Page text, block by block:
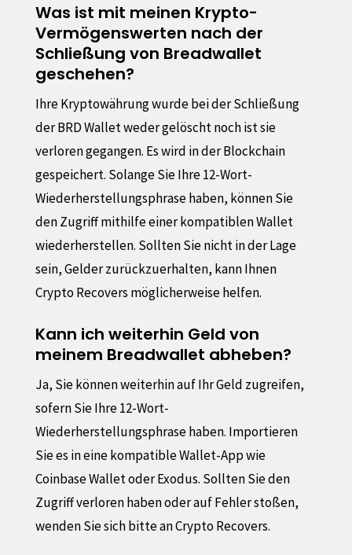
Was ist mit meinen Krypto-
Vermögenswerten nach der
Schließung von Breadwallet
geschehen?
Ihre Kryptowährung wurde bei der Schließung
der BRD Wallet weder gelöscht noch ist sie
verloren gegangen. Es wird in der Blockchain
gespeichert. Solange Sie Ihre 12-Wort-
Wiederherstellungsphrase haben, können Sie
den Zugriff mithilfe einer kompatiblen Wallet
wiederherstellen. Sollten Sie nicht in der Lage
sein, Gelder zurückzuerhalten, kann Ihnen
Crypto Recovers möglicherweise helfen.
Kann ich weiterhin Geld von
meinem Breadwallet abheben?
Ja, Sie können weiterhin auf Ihr Geld zugreifen,
sofern Sie Ihre 12-Wort-
Wiederherstellungsphrase haben. Importieren
Sie es in eine kompatible Wallet-App wie
Coinbase Wallet oder Exodus. Sollten Sie den
Zugriff verloren haben oder auf Fehler stoßen,
wenden Sie sich bitte an Crypto Recovers.